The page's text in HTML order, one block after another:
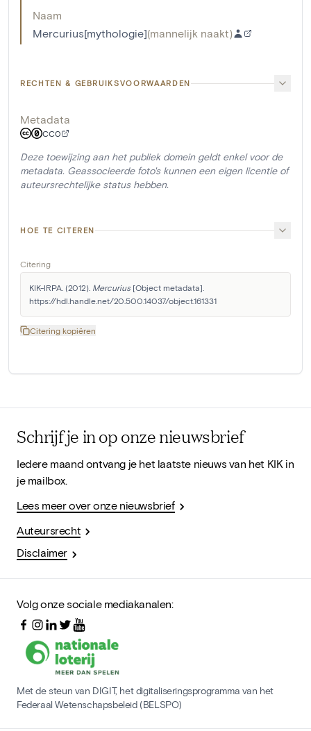
Naam
Mercurius[mythologie](mannelijk naakt)
RECHTEN & GEBRUIKSVOORWAARDEN
Metadata
CC0
Deze toewijzing aan het publiek domein geldt enkel voor de
metadata. Geassocieerde foto's kunnen een eigen licentie of
auteursrechtelijke status hebben.
HOE TE CITEREN
Citering
KIK-IRPA. (2012). Mercurius [Object metadata].
https://hdl.handle.net/20.500.14037/object.161331
Citering kopiëren
Schrijf je in op onze nieuwsbrief
Iedere maand ontvang je het laatste nieuws van het KIK in
je mailbox.
Lees meer over onze nieuwsbrief
Auteursrecht
Disclaimer
Volg onze sociale mediakanalen:
Met de steun van DIGIT, het digitaliseringsprogramma van het
Federaal Wetenschapsbeleid (BELSPO)